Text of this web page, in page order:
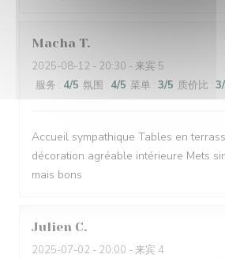
Macha T
2025-08-12 - 20:30 - 来宾 5
服务 : 4/5 氛围 : 4/5 菜单 : 3/5 质价比 : 3
Accueil sympathique Tables en
décoration agréable intérieure Mets
mais bons
Julien C
2025-07-02 - 20:00 - 来宾 4